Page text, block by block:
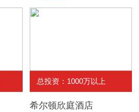
总投资：1000万以上
希尔顿欣庭酒店